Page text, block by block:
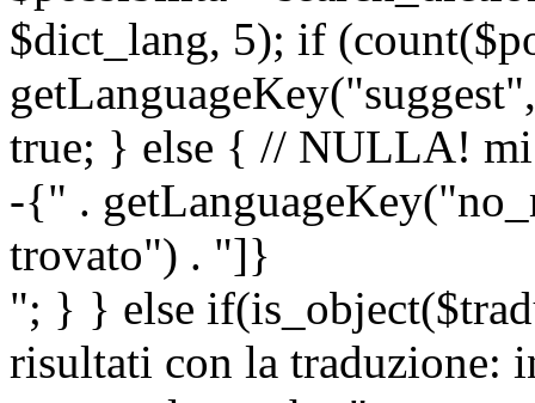
$dict_lang, 5); if
true; } else { // NULLA! mi
-{" .
trovato") . "]}
"; } } else
risultati con la traduzione: